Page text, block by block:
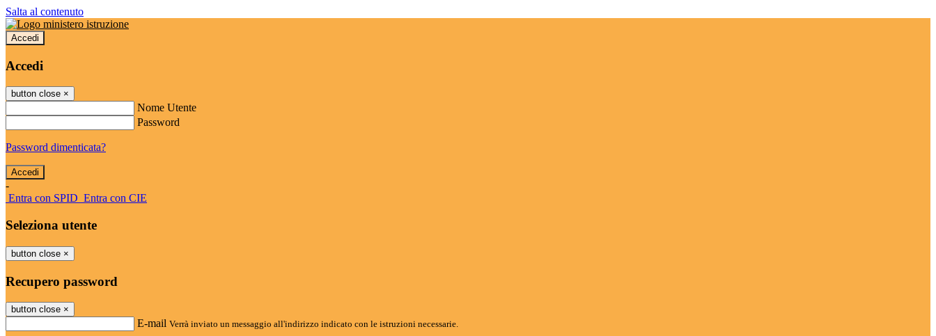
Salta al contenuto
Accedi
Accedi
button close ×
Nome Utente
Password
Password dimenticata?
-
Entra con SPID Entra con CIE
Seleziona utente
button close ×
Recupero password
button close ×
E-mail Verrà inviato un messaggio all'indirizzo indicato con le istruzioni necessarie.